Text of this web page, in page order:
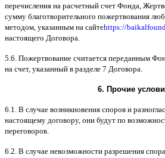
перечисления на расчетный счет Фонда
сумму благотворительного пожертвования
методом указанным на сайтеhttps://
настоящего Договора
5.6. Пожертвование считается переданным
на счет, указанный в разделе 7 Договора
6. Прочие
6.1. B случае возникновения споров и
настоящему договору, они будут по
переговоров
6.2. B случае невозможности разрешения